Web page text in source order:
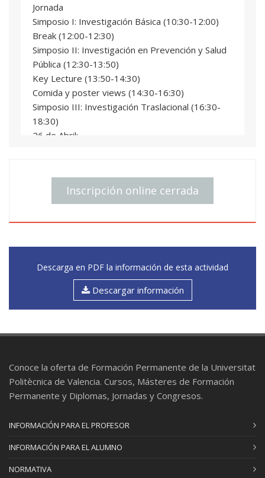
Mª Mar Orzáez Calatayud
Profesional del sector
Juan Sandoval Del Amor
Profesional del sector
Jornada
Simposio I: Investigación Básica (10:30-12:00)
Break (12:00-12:30)
Simposio II: Investigación en Prevención y Salud
Pública (12:30-13:50)
Key Lecture (13:50-14:30)
Comida y poster views (14:30-16:30)
Simposio III: Investigación Traslacional (16:30-
18:30)
26 de Abril:
Break (11:15-11:45h)
Simposio V: Del laboratorio a la cama del
paciente (11:45-13:45)
Conclusiones y fin de la Jornada (13:45-14:00)
Inscripción online cerrada
Descarga en PDF la información de esta actividad
Descargar información
Conoce la oferta de Formación Permanente de la Universitat
Politècnica de Valencia. Cursos, Másteres de Formación
Permanente y Diplomas, Jornadas y Congresos.
INFORMACIÓN PARA EL PROFESOR
INFORMACIÓN PARA EL ALUMNO
NORMATIVA